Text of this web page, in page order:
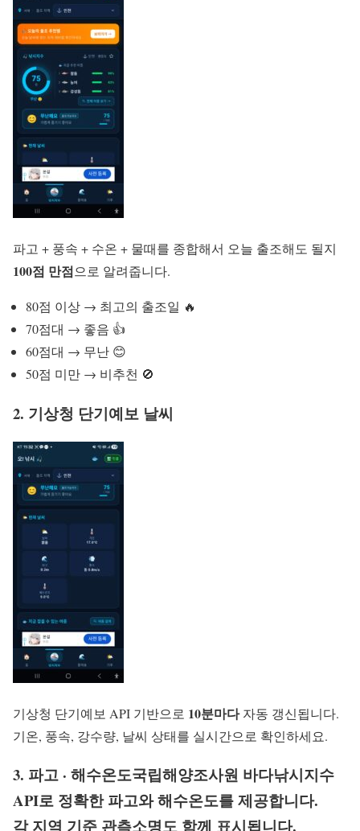
파고 + 풍속 + 수온 + 물때를 종합해서 오늘 출조해도 될지
100점 만점으로 알려줍니다.
80점 이상 → 최고의 출조일 🔥
70점대 → 좋음 👍
60점대 → 무난 😊
50점 미만 → 비추천 🚫
2. 기상청 단기예보 날씨
기상청 단기예보 API 기반으로 10분마다자동 갱신됩니다.
기온, 풍속, 강수량, 날씨 상태를 실시간으로 확인하세요.
3. 파고 · 해수온도국립해양조사원 바다낚시지수
API로 정확한 파고와 해수온도를 제공합니다.
각 지역 기준 관측소명도 함께 표시됩니다.